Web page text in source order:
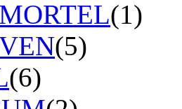
(1)
(5)
(6)